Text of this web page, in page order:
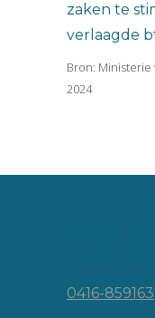
zaken te
verlaagde
Bron: Ministerie
2024
0416-859163